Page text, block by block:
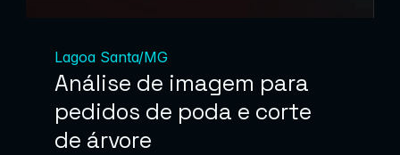
Lagoa Santa/MG
Análise de imagem para
pedidos de poda e corte
de árvore